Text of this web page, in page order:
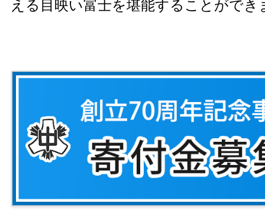
える目映い富士を堪能することができ